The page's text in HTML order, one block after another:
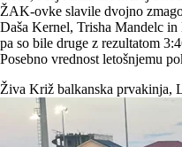
ŽAK-ovke slavile dvojno
Daša Kernel, Trisha Mandelc
pa so bile druge z rezultatom
Posebno vrednost letošnjemu
Živa Križ balkanska prvakinja,